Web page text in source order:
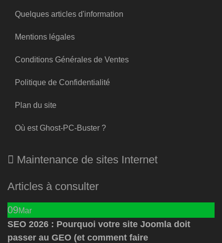
Quelques articles d'information
Mentions légales
Conditions Générales de Ventes
Politique de Confidentialité
Plan du site
Où est Ghost-PC-Buster ?
Maintenance de sites Internet
Articles à consulter
09Mar
SEO 2026 : Pourquoi votre site Joomla doit
passer au GEO (et comment faire